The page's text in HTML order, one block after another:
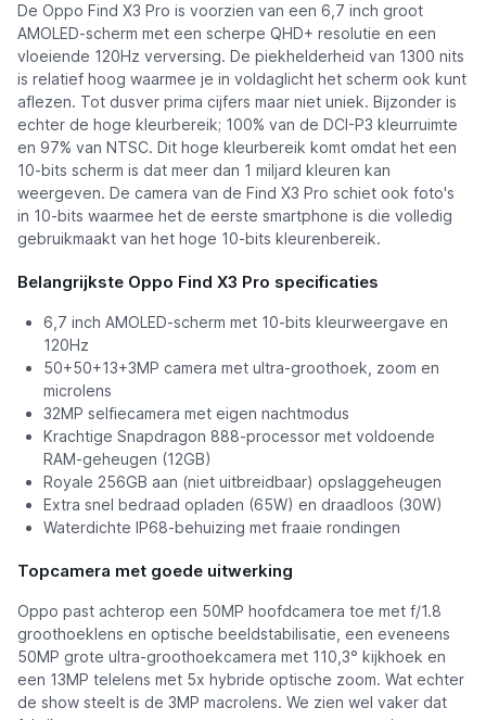
De Oppo Find X3 Pro is voorzien van een 6,7 inch groot
AMOLED-scherm met een scherpe QHD+ resolutie en een
vloeiende 120Hz verversing. De piekhelderheid van 1300 nits
is relatief hoog waarmee je in voldaglicht het scherm ook kunt
aflezen. Tot dusver prima cijfers maar niet uniek. Bijzonder is
echter de hoge kleurbereik; 100% van de DCI-P3 kleurruimte
en 97% van NTSC. Dit hoge kleurbereik komt omdat het een
10-bits scherm is dat meer dan 1 miljard kleuren kan
weergeven. De camera van de Find X3 Pro schiet ook foto's
in 10-bits waarmee het de eerste smartphone is die volledig
gebruikmaakt van het hoge 10-bits kleurenbereik.
Belangrijkste Oppo Find X3 Pro specificaties
6,7 inch AMOLED-scherm met 10-bits kleurweergave en
120Hz
50+50+13+3MP camera met ultra-groothoek, zoom en
microlens
32MP selfiecamera met eigen nachtmodus
Krachtige Snapdragon 888-processor met voldoende
RAM-geheugen (12GB)
Royale 256GB aan (niet uitbreidbaar) opslaggeheugen
Extra snel bedraad opladen (65W) en draadloos (30W)
Waterdichte IP68-behuizing met fraaie rondingen
Topcamera met goede uitwerking
Oppo past achterop een 50MP hoofdcamera toe met f/1.8
groothoeklens en optische beeldstabilisatie, een eveneens
50MP grote ultra-groothoekcamera met 110,3° kijkhoek en
een 13MP telelens met 5x hybride optische zoom. Wat echter
de show steelt is de 3MP macrolens. We zien wel vaker dat